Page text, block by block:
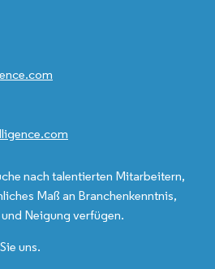
nach talentierten Mitarbeitern,
Maß an Branchenkenntnis,
Neigung verfügen.
uns.